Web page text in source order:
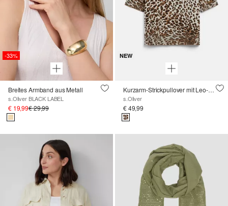
-33%
Breites Armband aus Metall
s.Oliver BLACK LABEL
€ 19,99€ 29,99
NEW
Kurzarm-Strickpullover mit Leo-Jacquardmuster
s.Oliver
€ 49,99